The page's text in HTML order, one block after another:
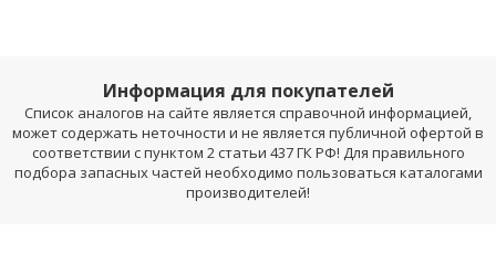
Информация для покупателей
Список аналогов на сайте является справочной информацией,
может содержать неточности и не является публичной офертой в
соответствии с пунктом 2 статьи 437 ГК РФ! Для правильного
подбора запасных частей необходимо пользоваться каталогами
производителей!